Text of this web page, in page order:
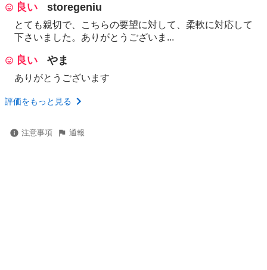
良い storegeniu
とても親切で、こちらの要望に対して、柔軟に対応して
下さいました。ありがとうございま...
良い やま
ありがとうございます
評価をもっと見る
注意事項 通報